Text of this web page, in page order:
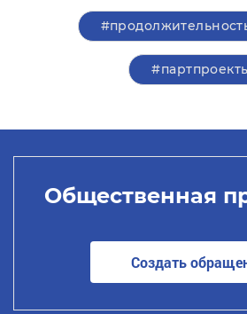
Общественная
Создать